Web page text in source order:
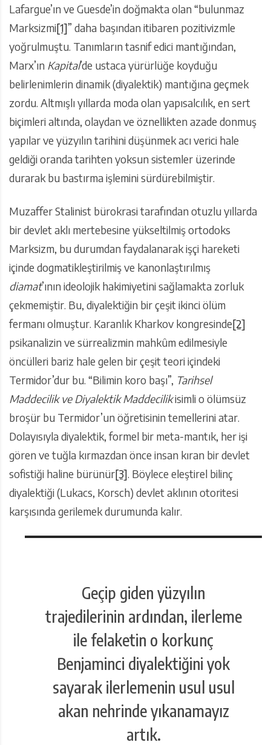
Lafargue’ın ve Guesde’in doğmakta olan “bulunmaz
Marksizmi[1]” daha başından itibaren pozitivizmle
yoğrulmuştu. Tanımların tasnif edici mantığından,
Marx’ın Kapital’de ustaca yürürlüğe koyduğu
belirlenimlerin dinamik (diyalektik) mantığına geçmek
zordu. Altmışlı yıllarda moda olan yapısalcılık, en sert
biçimleri altında, olaydan ve öznellikten azade donmuş
yapılar ve yüzyılın tarihini düşünmek acı verici hale
geldiği oranda tarihten yoksun sistemler üzerinde
durarak bu bastırma işlemini sürdürebilmiştir.
Muzaffer Stalinist bürokrasi tarafından otuzlu yıllarda
bir devlet aklı mertebesine yükseltilmiş ortodoks
Marksizm, bu durumdan faydalanarak işçi hareketi
içinde dogmatikleştirilmiş ve kanonlaştırılmış
diamat’ının ideolojik hakimiyetini sağlamakta zorluk
çekmemiştir. Bu, diyalektiğin bir çeşit ikinci ölüm
fermanı olmuştur. Karanlık Kharkov kongresinde[2]
psikanalizin ve sürrealizmin mahkûm edilmesiyle
öncülleri bariz hale gelen bir çeşit teori içindeki
Termidor’dur bu. “Bilimin koro başı”, Tarihsel
Maddecilik ve Diyalektik Maddecilikisimli o ölümsüz
broşür bu Termidor’un öğretisinin temellerini atar.
Dolayısıyla diyalektik, formel bir meta-mantık, her işi
gören ve tuğla kırmazdan önce insan kıran bir devlet
sofistiği haline bürünür[3]. Böylece eleştirel bilinç
diyalektiği (Lukacs, Korsch) devlet aklının otoritesi
karşısında gerilemek durumunda kalır.
Geçip giden yüzyılın
trajedilerinin ardından, ilerleme
ile felaketin o korkunç
Benjaminci diyalektiğini yok
sayarak ilerlemenin usul usul
akan nehrinde yıkanamayız
artık.